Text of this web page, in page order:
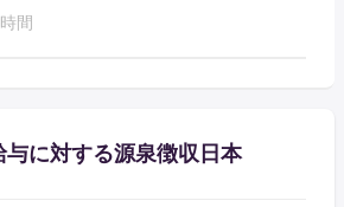
時間
に対する源泉徴収日本